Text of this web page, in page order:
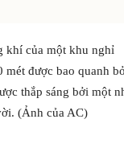
khí của một khu nghỉ
mét được bao quanh
thắp sáng bởi một
(Ảnh của AC)